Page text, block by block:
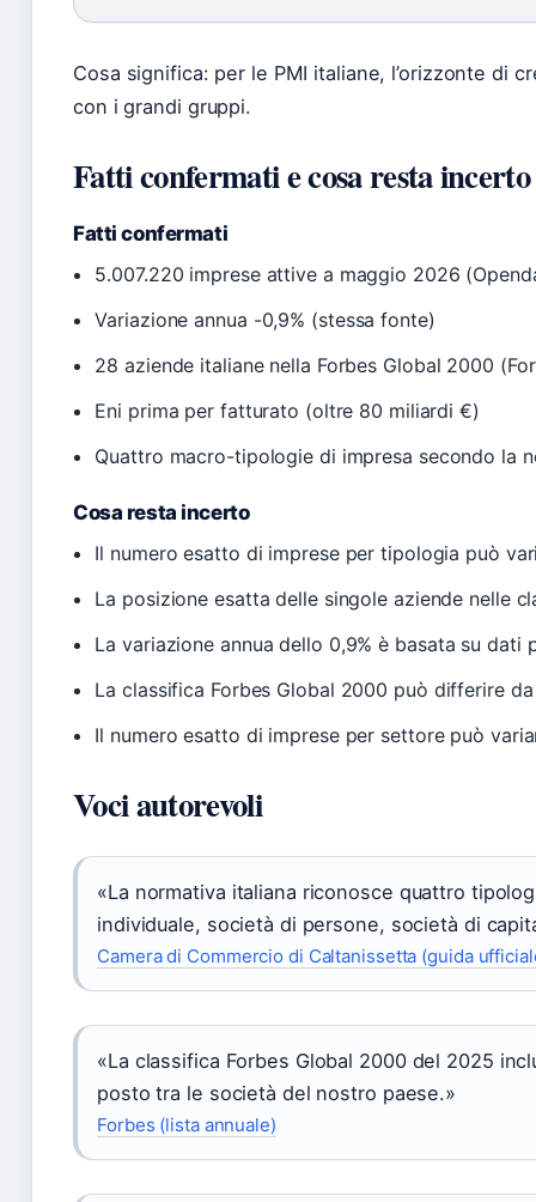
Cosa significa: per le PMI italiane, l’orizzonte di
con i grandi gruppi.
Fatti confermati e cosa resta incerto
Fatti confermati
5.007.220 imprese attive a maggio 2026
Variazione annua -0,9% (stessa fonte)
28 aziende italiane nella Forbes Global 2000
Eni prima per fatturato (oltre 80 miliardi €)
Quattro macro-tipologie di impresa secondo la
Cosa resta incerto
Il numero esatto di imprese per tipologia può
La posizione esatta delle singole aziende nelle
La variazione annua dello 0,9% è basata su
La classifica Forbes Global 2000 può differire
Il numero esatto di imprese per settore può
Voci autorevoli
«La normativa italiana riconosce quattro
individuale, società di persone, società di
Camera di Commercio di Caltanissetta (guida
«La classifica Forbes Global 2000 del 2025
posto tra le società del nostro paese.»
Forbes (lista annuale)